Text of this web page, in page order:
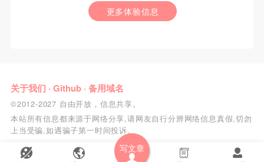
写文章
更多体验信息
关于我们 · Github· 备用域名
©2012-2027 自由开放，信息共享。
本站所有信息都来源于网络分享,请网友自行分辨网络信息真假,切勿
上当受骗,如遇骗子第一时间投诉.